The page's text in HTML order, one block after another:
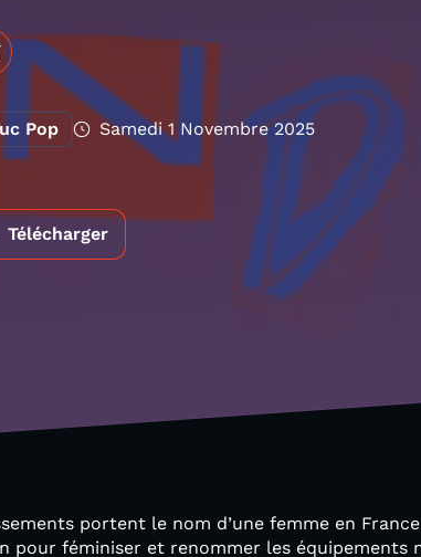
Pop Samedi 1 Novembre 2025
Télécharger
portent le nom d’une femme en
pour féminiser et renommer les équipements